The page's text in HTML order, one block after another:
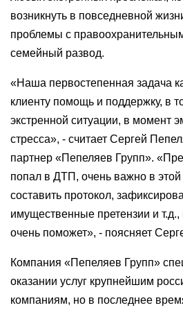
возникнуть в повседневной
проблемы с
семейный развод.
«Наша первостепенная задача
клиенту помощь и поддержку, в
экстренной ситуации, в момент
стресса», - считает Сергей
партнер «Пепеляев Групп».
попал в ДТП, очень важно в
составить протокол,
имущественные претензии и
очень поможет», - поясняет
Компания «Пепеляев Групп»
оказании услуг крупнейшим
компаниям, но в последнее